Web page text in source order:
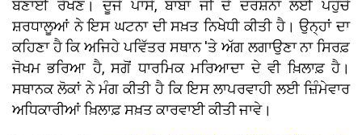
ਬਣਾਈ ਰੱਖਣ। ਦੂਜੇ ਪਾਸੇ, ਬਾਬਾ ਜੀ ਦੇ ਦਰਸ਼ਨਾਂ ਲਈ ਪਹੁੰਚੇ
ਸ਼ਰਧਾਲੂਆਂ ਨੇ ਇਸ ਘਟਨਾ ਦੀ ਸਖ਼ਤ ਨਿਖੇਧੀ ਕੀਤੀ ਹੈ। ਉਨ੍ਹਾਂ ਦਾ
ਕਹਿਣਾ ਹੈ ਕਿ ਅਜਿਹੇ ਪਵਿੱਤਰ ਸਥਾਨ 'ਤੇ ਅੱਗ ਲਗਾਉਣਾ ਨਾ ਸਿਰਫ਼
ਜੋਖਮ ਭਰਿਆ ਹੈ, ਸਗੋਂ ਧਾਰਮਿਕ ਮਰਿਆਦਾ ਦੇ ਵੀ ਖ਼ਿਲਾਫ਼ ਹੈ।
ਸਥਾਨਕ ਲੋਕਾਂ ਨੇ ਮੰਗ ਕੀਤੀ ਹੈ ਕਿ ਇਸ ਲਾਪਰਵਾਹੀ ਲਈ ਜ਼ਿੰਮੇਵਾਰ
ਅਧਿਕਾਰੀਆਂ ਖ਼ਿਲਾਫ਼ ਸਖ਼ਤ ਕਾਰਵਾਈ ਕੀਤੀ ਜਾਵੇ।